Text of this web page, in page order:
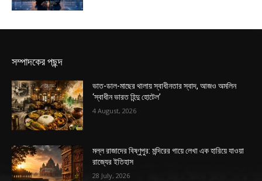
সম্পাদকের পছন্দ
ভাত-ডাল-মাছের থালায় স্বাধীনতার স্বাদ, আজও অমলিন
‘স্বাধীন ভারত হিন্দু হোটেল’
4 August, 2026
মল্ল রাজাদের বিষ্ণুপুর: মন্দিরের গায়ে লেখা এক হারিয়ে যাওয়া
রাজ্যের ইতিহাস
28 July, 2026